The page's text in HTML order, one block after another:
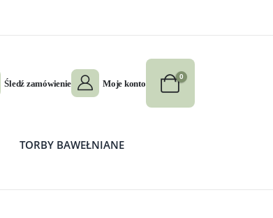
Śledź zamówienie Moje konto
0
TORBY BAWEŁNIANE